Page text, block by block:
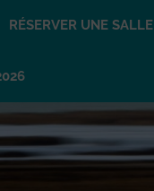
RÉSERVER UNE SALLE